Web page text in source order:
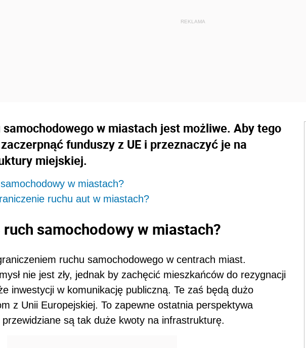
w miastach jest możliwe. Aby tego
funduszy z UE i przeznaczyć je na
miejskiej.
w miastach?
ruchu aut w miastach?
samochodowy w miastach?
ruchu samochodowego w centrach miast.
nie jest zły, jednak by zachęcić mieszkańców do rezygnacji
inwestycji w komunikację publiczną. Te zaś będą dużo
z Unii Europejskiej. To zapewne ostatnia perspektywa
są tak duże kwoty na infrastrukturę.